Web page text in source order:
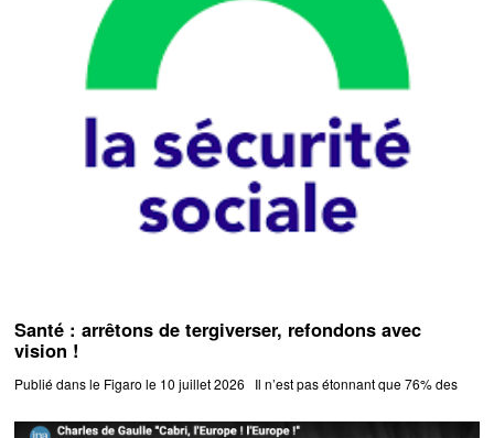
Santé : arrêtons de tergiverser, refondons avec
vision !
Publié dans le Figaro le 10 juillet 2026 Il n’est pas étonnant que 76% des